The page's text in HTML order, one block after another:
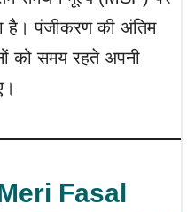
पंजीकरण की अंतिम
को समय रहते अपनी
Fasal